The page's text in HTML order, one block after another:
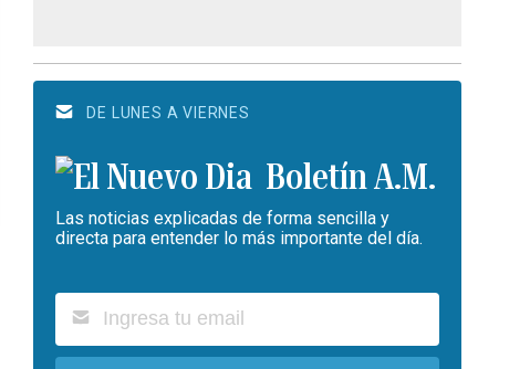
DE LUNES A VIERNES
Boletín A.M.
Las noticias explicadas de forma sencilla y
directa para entender lo más importante del día.